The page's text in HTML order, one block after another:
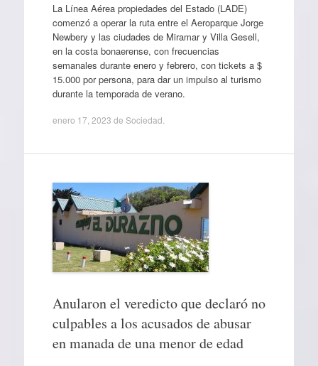
La Línea Aérea propiedades del Estado (LADE)
comenzó a operar la ruta entre el Aeroparque Jorge
Newbery y las ciudades de Miramar y Villa Gesell,
en la costa bonaerense, con frecuencias
semanales durante enero y febrero, con tickets a $
15.000 por persona, para dar un impulso al turismo
durante la temporada de verano.
enero 17, 2023 de Sociedad
Anularon el veredicto que declaró no
culpables a los acusados de abusar
en manada de una menor de edad